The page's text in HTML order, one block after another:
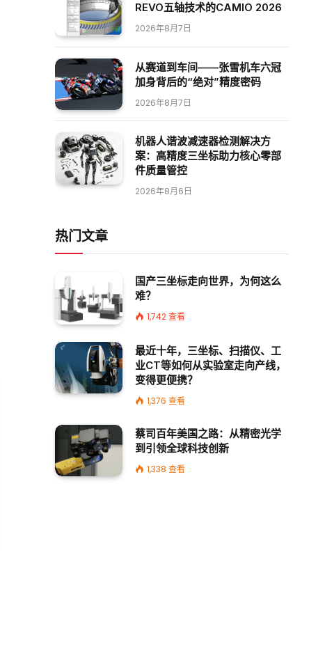
REVO五轴技术的CAMIO 2026
2026年8月7日
从赛道到车间——张雪机车六冠
加身背后的“绝对”精度密码
2026年8月7日
机器人谐波减速器检测解决方
案：高精度三坐标助力核心零部
件质量管控
2026年8月6日
热门文章
国产三坐标走向世界，为何这么
难？
1,742查看
最近十年，三坐标、扫描仪、工
业CT等如何从实验室走向产线，
变得更便携？
1,376 查看
蔡司百年美国之路：从精密光学
到引领全球科技创新
1,338 查看